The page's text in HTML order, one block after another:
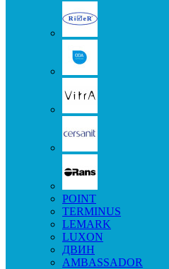
POINT
TERMINUS
LEMARK
LUXON
ДВИН
AMBASSADOR